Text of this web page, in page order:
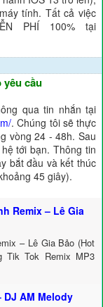
tính. Tất cả việc
PHÍ 100% tại
cầu
qua tin nhắn tại
. Chúng tôi sẽ thực
vòng 24 - 48h. Sau
tới bạn. Thông tin
bắt đầu và kết thúc
45 giây).
Remix – Lê Gia
– Lê Gia Bảo (Hot
Tik Tok Remix MP3
AM Melody